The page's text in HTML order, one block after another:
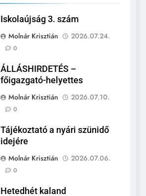
Iskolaújság 3. szám
Molnár Krisztián
2026.07.24.
0
ÁLLÁSHIRDETÉS –
főigazgató-helyettes
Molnár Krisztián
2026.07.10.
0
Tájékoztató a nyári szünidő
idejére
Molnár Krisztián
2026.07.06.
0
Hetedhét kaland